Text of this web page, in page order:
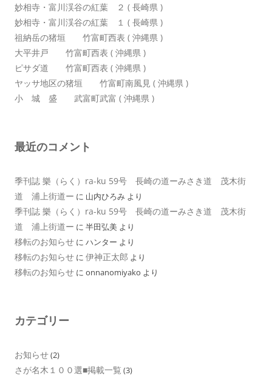
妙相寺・富川渓谷の紅葉 ２ ( 長崎県 )
妙相寺・富川渓谷の紅葉 １ ( 長崎県 )
祖納岳の猪垣 竹富町西表 ( 沖縄県 )
大平井戸 竹富町西表 ( 沖縄県 )
ピサダ道 竹富町西表 ( 沖縄県 )
ヤッサ地区の猪垣 竹富町南風見 ( 沖縄県 )
小 城 盛 武富町武富 ( 沖縄県 )
最近のコメント
季刊誌 樂（らく）ra-ku 59号 長崎の道ーみさき道 茂木街
道 浦上街道ー に 山内ひろみ より
季刊誌 樂（らく）ra-ku 59号 長崎の道ーみさき道 茂木街
道 浦上街道ー に 半田弘美 より
移転のお知らせ に ハンター より
移転のお知らせ に 伊神正太郎 より
移転のお知らせ に onnanomiyako より
カテゴリー
お知らせ(2)
さが名木１００選■掲載一覧 (3)